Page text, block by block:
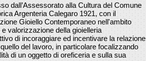
dall’Assessorato alla Cultura del Comune
Argenteria Calegaro 1921, con il
Gioiello Contemporaneo nell'ambito
valorizzazione della gioielleria
di incoraggiare ed incentivare la relazione
del lavoro, in particolare focalizzando
di un oggetto di oreficeria e sulla sua